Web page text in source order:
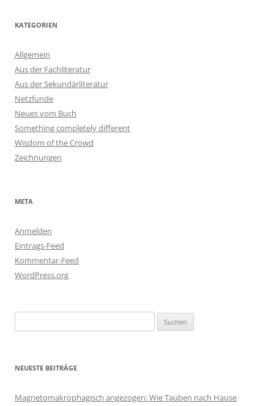
KATEGORIEN
Allgemein
Aus der Fachliteratur
Aus der Sekundärliteratur
Netzfunde
Neues vom Buch
Something completely different
Wisdom of the Crowd
Zeichnungen
META
Anmelden
Eintrags-Feed
Kommentar-Feed
WordPress.org
nach:
NEUESTE BEITRÄGE
Magnetomakrophagisch angezogen: Wie Tauben nach Hause